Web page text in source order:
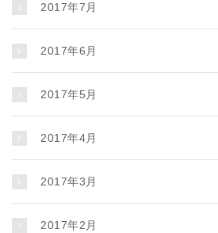
2017年7月
2017年6月
2017年5月
2017年4月
2017年3月
2017年2月